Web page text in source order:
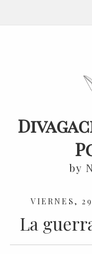
by
VIERNES,
La